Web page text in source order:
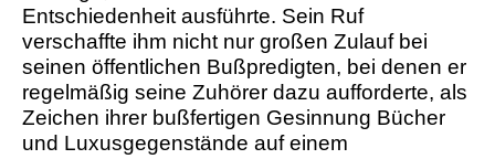
Entschiedenheit ausführte. Sein Ruf
verschaffte ihm nicht nur großen Zulauf bei
seinen öffentlichen Bußpredigten, bei denen er
regelmäßig seine Zuhörer dazu aufforderte, als
Zeichen ihrer bußfertigen Gesinnung Bücher
und Luxusgegenstände auf einem